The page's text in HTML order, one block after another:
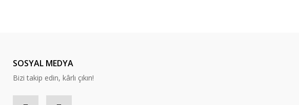
SOSYAL MEDYA
Bizi takip edin, kârlı çıkın!